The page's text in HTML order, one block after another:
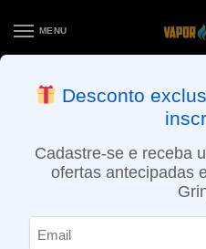
MENU
ENTREGA NO MESMO DIA EM
APROVADOS ATÉ
Desconto
Cadastre-se e receba
ofertas antecipadas